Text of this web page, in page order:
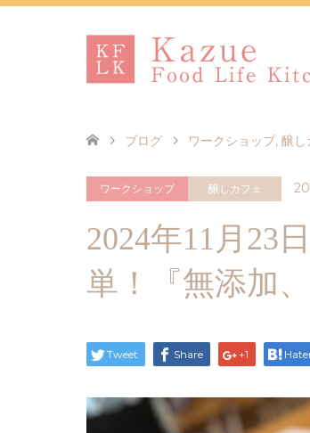
ブログ ワークショップ, 醸し
ワークショップ 醸しカフェ
2024年11月23
単！『無添加
Tweet Share +1